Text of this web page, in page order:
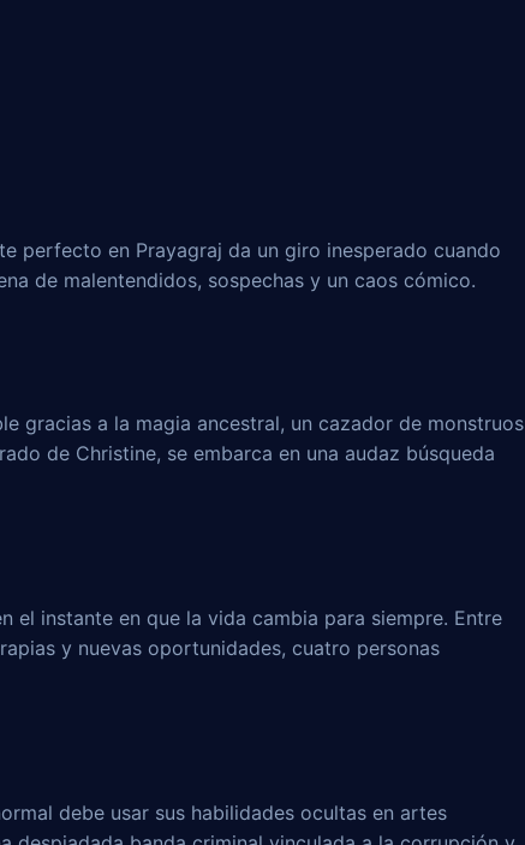
perfecto en Prayagraj da un giro inesperado cuando
de malentendidos, sospechas y un caos cómico.
gracias a la magia ancestral, un cazador de monstruos
de Christine, se embarca en una audaz búsqueda
el instante en que la vida cambia para siempre. Entre
y nuevas oportunidades, cuatro personas
debe usar sus habilidades ocultas en artes